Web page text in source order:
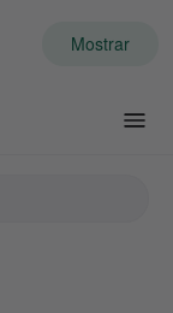
Mostrar